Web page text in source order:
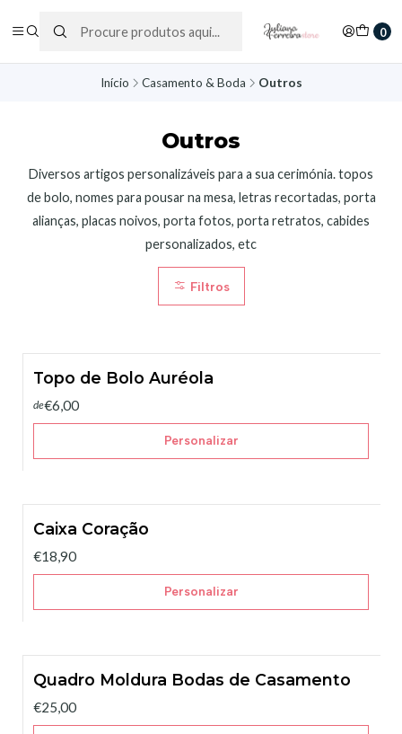
0
Início Casamento & Boda Outros
Outros
Diversos artigos personalizáveis para a sua cerimónia. topos
de bolo, nomes para pousar na mesa, letras recortadas, porta
alianças, placas noivos, porta fotos, porta retratos, cabides
personalizados, etc
Filtros
Topo de Bolo Auréola
de€6,00
Personalizar
Caixa Coração
€18,90
Personalizar
Quadro Moldura Bodas de Casamento
€25,00